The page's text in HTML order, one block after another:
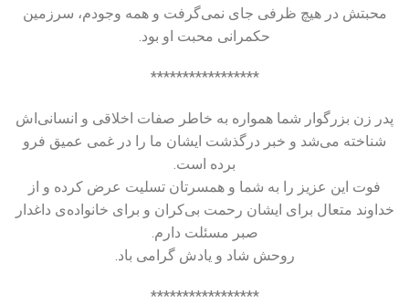
محبتش در هیچ ظرفی جای نمی‌گرفت و همه وجودم، سرزمین
حکمرانی محبت او بود.
*****************
پدر زن بزرگوار شما همواره به خاطر صفات اخلاقی و انسانی‌اش
شناخته می‌شد و خبر درگذشت ایشان ما را در غمی عمیق فرو
برده است.
فوت این عزیز را به شما و همسرتان تسلیت عرض کرده و از
خداوند متعال برای ایشان رحمت بی‌کران و برای خانواده‌ی داغدار
صبر مسئلت دارم.
روحش شاد و یادش گرامی باد.
*****************